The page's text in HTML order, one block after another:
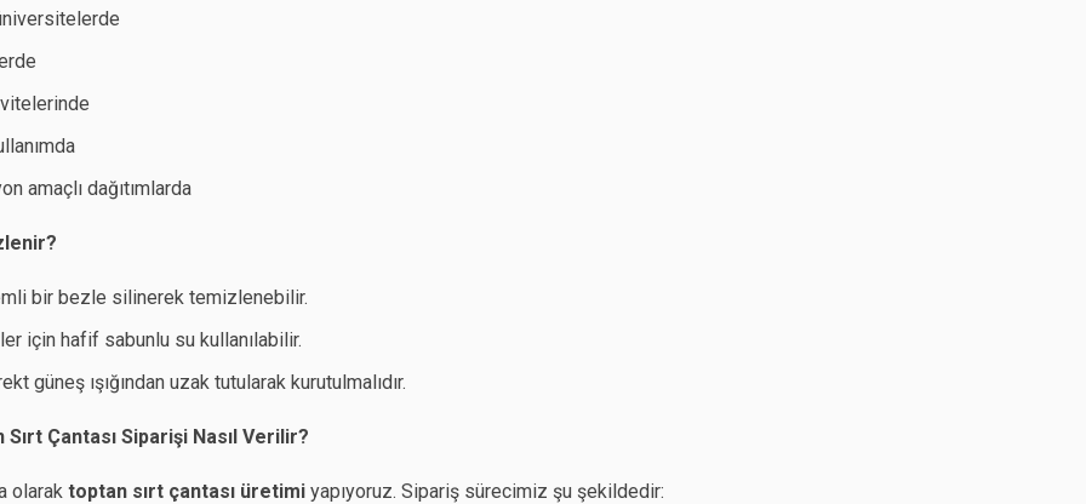
amaçlı dağıtımlarda
bir bezle silinerek temizlenebilir.
için hafif sabunlu su kullanılabilir.
güneş ışığından uzak tutularak kurutulmalıdır.
Çantası Siparişi Nasıl Verilir?
olaraktoptan sırt çantası üretimi yapıyoruz. Sipariş sürecimiz şu şekildedir: